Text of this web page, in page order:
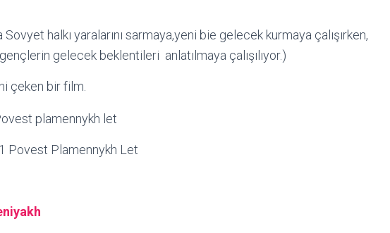
Sovyet halkı yaralarını sarmaya,yeni bie gelecek kurmaya çalışırken,
gelecek beklentileri anlatılmaya çalışılıyor.)
çeken bir film.
Povest Plamennykh Let